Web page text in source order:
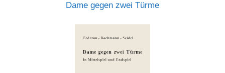
Dame gegen zwei Türme